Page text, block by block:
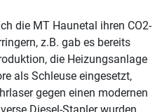
die MT Haunetal ihren CO2-
z.B. gab es bereits
die Heizungsanlage
als Schleuse eingesetzt,
gegen einen modernen